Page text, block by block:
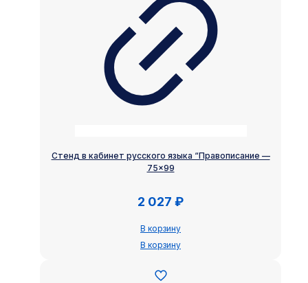
Стенд в кабинет русского языка “Правописание —
75×99
2 027 ₽
В корзину
В корзину